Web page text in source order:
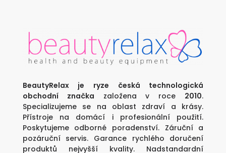
BeautyRelax je ryze česká technologická
obchodní značka založena v roce 2010.
Specializujeme se na oblast zdraví a krásy.
Přístroje na domácí i profesionální použití.
Poskytujeme odborné poradenství. Záruční a
pozáruční servis. Garance rychlého doručení
produktů nejvyšší kvality. Nadstandardní